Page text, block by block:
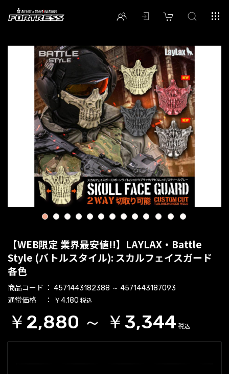
1 2 3 4 5 6 7 8 9 10 11 12 13
【WEB限定 業界最安値!!】LAYLAX・Battle
Style (バトルスタイル): スカルフェイスガード
各色
商品コード 4571443182388 ～ 4571443187093
通常価格 ￥4,180 税込
￥2,880 ～ ￥3,344 税込